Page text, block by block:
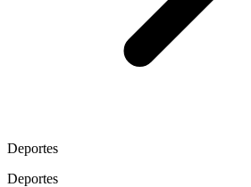
Deportes
Deportes